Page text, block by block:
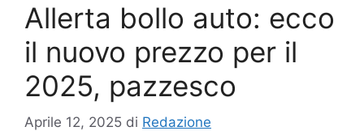
Allerta bollo auto: ecco
il nuovo prezzo per il
2025, pazzesco
Aprile 12, 2025 di Redazione